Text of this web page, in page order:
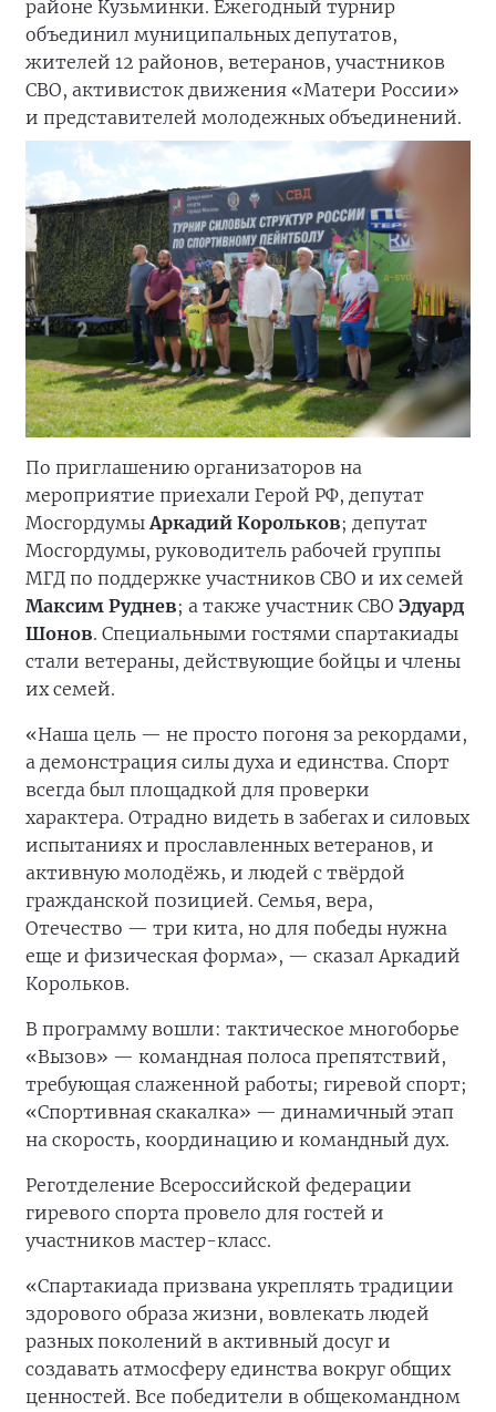
районе Кузьминки. Ежегодный турнир
объединил муниципальных депутатов,
жителей 12 районов, ветеранов, участников
СВО, активисток движения «Матери России»
и представителей молодежных объединений.
По приглашению организаторов на
мероприятие приехали Герой РФ, депутат
МосгордумыАркадий Корольков; депутат
Мосгордумы, руководитель рабочей группы
МГД по поддержке участников СВО и их семей
Максим Руднев; а также участник СВО Эдуард
Шонов. Специальными гостями спартакиады
стали ветераны, действующие бойцы и члены
их семей.
«Наша цель — не просто погоня за рекордами,
а демонстрация силы духа и единства. Спорт
всегда был площадкой для проверки
характера. Отрадно видеть в забегах и силовых
испытаниях и прославленных ветеранов, и
активную молодёжь, и людей с твёрдой
гражданской позицией. Семья, вера,
Отечество — три кита, но для победы нужна
еще и физическая форма», — сказал Аркадий
Корольков.
В программу вошли: тактическое многоборье
«Вызов» — командная полоса препятствий,
требующая слаженной работы; гиревой спорт;
«Спортивная скакалка» — динамичный этап
на скорость, координацию и командный дух.
Реготделение Всероссийской федерации
гиревого спорта провело для гостей и
участников мастер-класс.
«Спартакиада призвана укреплять традиции
здорового образа жизни, вовлекать людей
разных поколений в активный досуг и
создавать атмосферу единства вокруг общих
ценностей. Все победители в общекомандном